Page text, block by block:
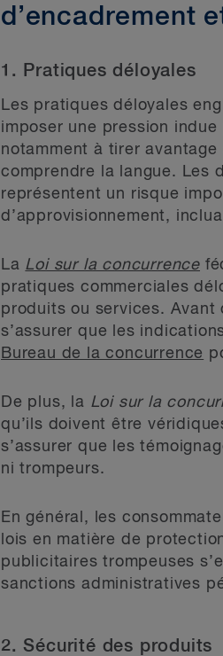
d’encadrement
1. Pratiques déloyales
Les pratiques déloyales
imposer une pression
notamment à tirer
comprendre la langue. Les
représentent un risque
d’approvisionnement,
La Loi sur la concurrence
pratiques commerciales
produits ou services.
s’assurer que les
Bureau de la concurrence
De plus, la Loi sur la
qu’ils doivent être
s’assurer que les
ni trompeurs.
En général, les
lois en matière de
publicitaires trompeuses
sanctions administratives
2. Sécurité des produits